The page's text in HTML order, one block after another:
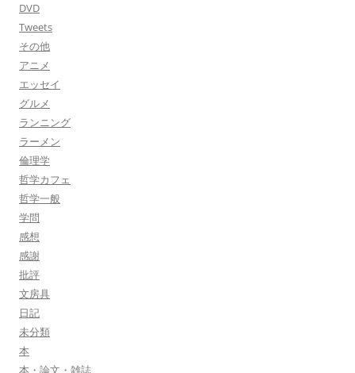
DVD
Tweets
その他
アニメ
エッセイ
グルメ
ランニング
ラーメン
倫理学
哲学カフェ
哲学一般
学問
感想
感謝
批評
文房具
日記
未分類
本
本・論文・雑誌